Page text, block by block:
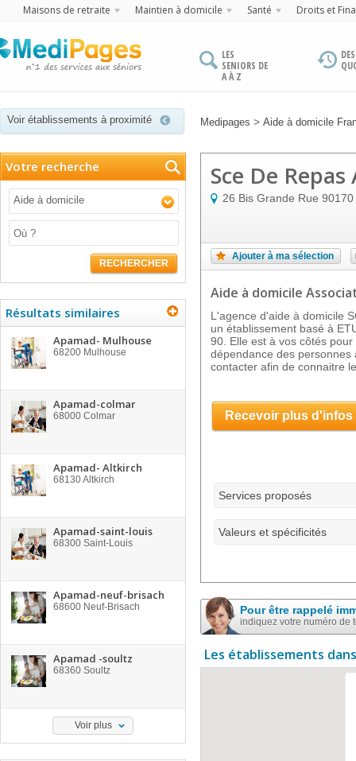
Maisons de retraite Maintien à domicile Santé Droits et
LES
SENIORS DE
A À Z
Voir établissements à proximité Medipages > Aide à domicile
Votre recherche
Aide à domicile
RECHERCHER
Résultats similaires
Apamad- Mulhouse
68200 Mulhouse
Apamad-colmar
68000 Colmar
Apamad- Altkirch
68130Altkirch
Apamad-saint-louis
68300 Saint-Louis
Apamad-neuf-brisach
68600 Neuf-Brisach
Apamad -soultz
68360 Soultz
Voir plus
Sce De
26 Bis Grande Rue 90170
Ajouter à ma sélection
Aide à domicile
L'agence d'aide à domicile
un établissement basé à
90. Elle est à vos côtés
dépendance des
contacter afin de connaitre
Recevoir plus d'infos
Services proposés
Valeurs et spécificités
Pour être rappelé
indiquez votre numéro de
Les établissements